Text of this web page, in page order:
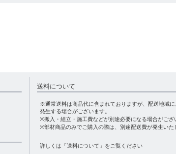
送料について
※通常送料は商品代に含まれておりますが、配送地域
発生する場合がございます。
※搬入・組立・施工費などが別途必要になる場合がござ
※部材商品のみでご購入の際は、別途配送費が発生いた
詳しくは 「送料について」 をご覧ください